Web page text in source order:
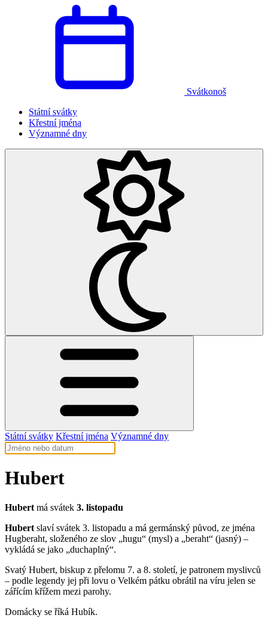
Svátkonoš
Státní svátky
Křestní jména
Významné dny
Státní svátky Křestní jména Významné dny
Hubert
Hubert má svátek 3. listopadu
Hubert slaví svátek 3. listopadu a má germánský původ, ze jména
Hugberaht, složeného ze slov „hugu“ (mysl) a „beraht“ (jasný) –
vykládá se jako „duchaplný“.
Svatý Hubert, biskup z přelomu 7. a 8. století, je patronem myslivců
– podle legendy jej při lovu o Velkém pátku obrátil na víru jelen se
zářícím křížem mezi parohy.
Domácky se říká Hubík.